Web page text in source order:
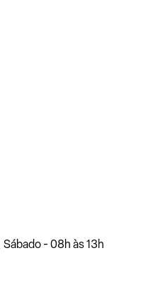
- 08h às 13h